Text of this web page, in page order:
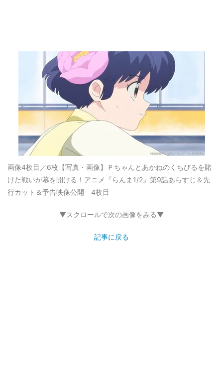
画像4枚目／6枚 【写真・画像】Ｐちゃんとあかねのくちびるを賭
けた戦いが幕を開ける！アニメ『らんま1/2』第9話あらすじ＆先
行カット＆予告映像公開 4枚目
▼スクロールで次の画像をみる▼
記事に戻る